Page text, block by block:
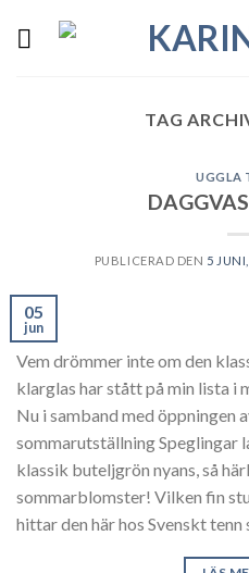
TAG
UGGLA
PUBLICERAD DEN 5
05
jun
Vem drömmer inte om den
klarglas har stått på min lista i
Nu i samband med öppningen
sommarutställning Speglingar
klassik buteljgrön nyans, så
sommarblomster! Vilken fin
hittar den här hos Svenskt tenn